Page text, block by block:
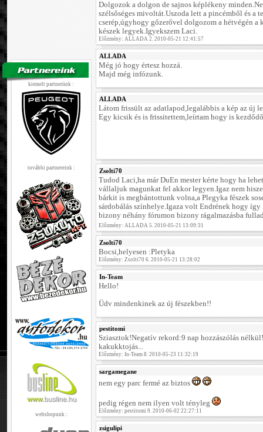
kiemelt partnerünk :
további partnereink :
webshopunk :
Dolgozok a dolgon de sajnos képlékeny
szélsőséges mivoltát.Uszoda lett a pincémből és a
cserép,úgyhogy gőzerővel dolgozom a hétvégén a
készek legyek.Igyekszem Laci.
Előzmény: ALLADA 2. 2010-05-21 12:41:57
ALLADA
Még jó hogy értesz hozzá.
Majd még infózunk.
ALLADA
Látom frissült az adatlapod,legalábbis a kép az új
Egy kicsik és is frissitettem,leírtam hogy is
Zsolti70
Tudod Laci,ha már DuEn mester kérte hogy ha
vállaljuk magunkat fel akkor legyen.Igaz nem
bárkit is megbántottunk volna,a Plegyka fészek
sárdobálás színhelye.Igaza volt Endrének hogy így
bizony néhány fórumon bizony rágalmazásba
Előzmény: ALLADA 5. 2010-05-21 13:09:31
Zsolti70
Bocsi,helyesen :Pletyka
Előzmény: Zsolti70 6. 2010-05-21 13:28:02
In-Team
Hello!
Üdv mindenkinek az új fészekben!!
pestitomi
Sziasztok!Negatív rekord:9 nap hozzászólás
kakukktojás...
Előzmény: In-Team 8. 2010-05-23 11:32:19
sargamegane
nem egy parc fermé az biztos
pedig régen nem ilyen volt tényleg
Előzmény: pestitomi 9. 2010-06-02 22:27:11
zsigulipi